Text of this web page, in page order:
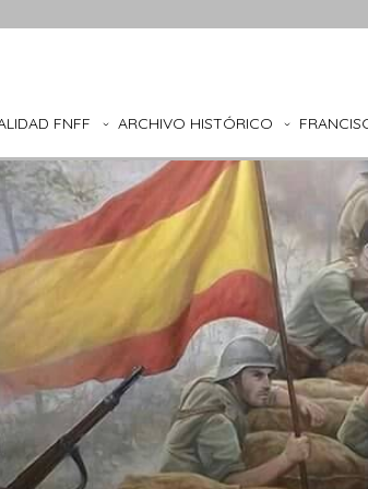
FNFF ARCHIVO HISTÓRICO